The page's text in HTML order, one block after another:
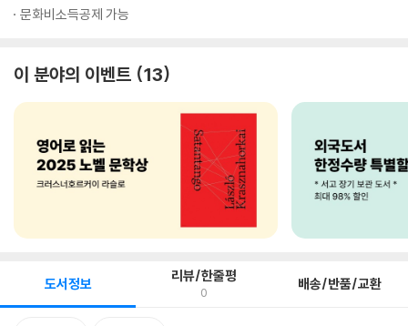
문화비소득공제 가능
이 분야의 이벤트 13
도서정보 리뷰/한줄평
0 배송/반품/교환